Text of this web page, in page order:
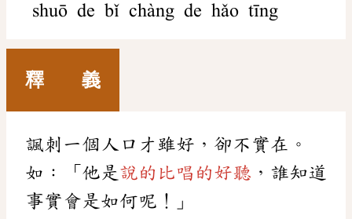
shuō de bǐ chàng de hǎo tīng
釋 義
諷刺一個人口才雖好，卻不實在。
如：「他是 說的比唱的好聽 ，誰知道
事實會是如何呢！」